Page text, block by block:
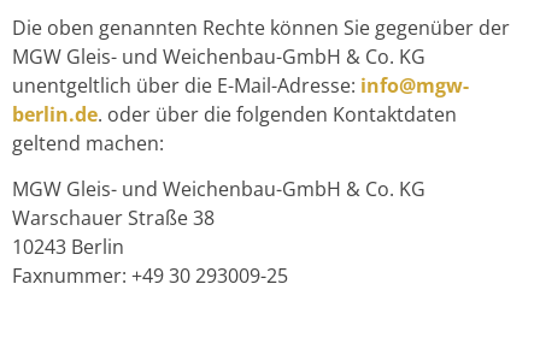
Die oben genannten Rechte können Sie gegenüber der
MGW Gleis- und Weichenbau-GmbH & Co. KG
unentgeltlich über die E-Mail-Adresse: info@mgw-
berlin.de. oder über die folgenden Kontaktdaten
geltend machen:
MGW Gleis- und Weichenbau-GmbH & Co. KG
Warschauer Straße 38
10243 Berlin
Faxnummer: +49 30 293009-25